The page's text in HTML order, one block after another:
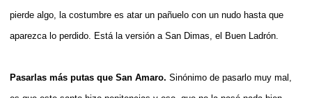
pierde algo, la costumbre es atar un pañuelo con un nudo hasta que
aparezca lo perdido. Está la versión a San Dimas, el Buen Ladrón.
Pasarlas más putas que San Amaro. Sinónimo de pasarlo muy mal,